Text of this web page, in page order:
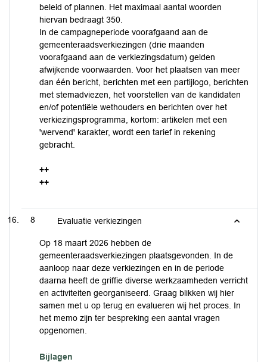
beleid of plannen. Het maximaal aantal woorden
hiervan bedraagt 350.
In de campagneperiode voorafgaand aan de
gemeenteraadsverkiezingen (drie maanden
voorafgaand aan de verkiezingsdatum) gelden
afwijkende voorwaarden. Voor het plaatsen van meer
dan één bericht, berichten met een partijlogo, berichten
met stemadviezen, het voorstellen van de kandidaten
en/of potentiële wethouders en berichten over het
verkiezingsprogramma, kortom: artikelen met een
'wervend' karakter, wordt een tarief in rekening
gebracht.
++
++
8 Evaluatie verkiezingen
Op 18 maart 2026 hebben de
gemeenteraadsverkiezingen plaatsgevonden. In de
aanloop naar deze verkiezingen en in de periode
daarna heeft de griffie diverse werkzaamheden verricht
en activiteiten georganiseerd. Graag blikken wij hier
samen met u op terug en evalueren wij het proces. In
het memo zijn ter bespreking een aantal vragen
opgenomen.
Bijlagen